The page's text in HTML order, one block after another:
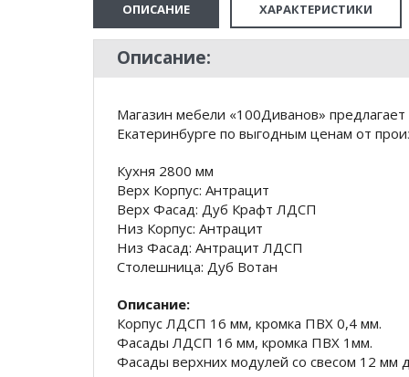
ОПИСАНИЕ ХАРАКТЕРИСТИКИ
Описание:
Магазин мебели «100Диванов»
Екатеринбурге по выгодным ценам от
Кухня 2800 мм
Верх Корпус: Антрацит
Верх Фасад: Дуб Крафт ЛДСП
Низ Корпус: Антрацит
Низ Фасад: Антрацит ЛДСП
Столешница: Дуб Вотан
Описание:
Корпус ЛДСП 16 мм, кромка ПВХ 0,4 мм.
Фасады ЛДСП 16 мм, кромка ПВХ 1мм.
Фасады верхних модулей со свесом 12 мм